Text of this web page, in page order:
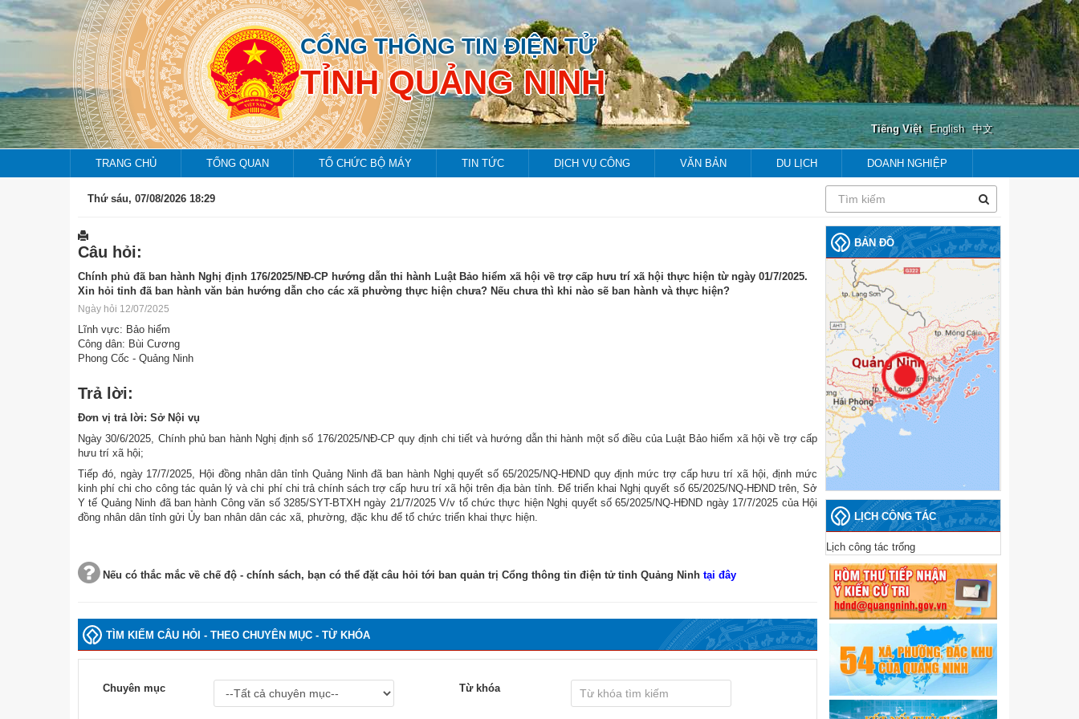
next
CỔNG THÔNG TIN ĐIỆN TỬ
TỈNH QUẢNG NINH
Tiếng Việt English 中文
TRANG CHỦ TỔNG QUAN TỔ CHỨC BỘ MÁY TIN TỨC DỊCH VỤ CÔNG VĂN BẢN DU LỊCH DOANH NGHIỆP
Thứ sáu, 07/08/2026 18:29
Câu hỏi:
Chính phủ đã ban hành Nghị định 176/2025/NĐ-CP hướng dẫn thi hành Luật Bảo hiểm xã hội về trợ cấp hưu trí xã hội thực hiện từ ngày 01/7/2025.
Xin hỏi tỉnh đã ban hành văn bản hướng dẫn cho các xã phường thực hiện chưa? Nếu chưa thì khi nào sẽ ban hành và thực hiện?
Ngày hỏi 12/07/2025
Lĩnh vực: Bảo hiểm
Công dân: Bùi Cương
Phong Cốc - Quảng Ninh
Trả lời:
Đơn vị trả lời: Sở Nội vụ
Ngày 30/6/2025, Chính phủ ban hành Nghị định số 176/2025/NĐ-CP quy định chi tiết và hướng dẫn thi hành một số điều của Luật Bảo hiểm xã hội về trợ cấp
hưu trí xã hội;
Tiếp đó, ngày 17/7/2025, Hội đồng nhân dân tỉnh Quảng Ninh đã ban hành Nghị quyết số 65/2025/NQ-HĐND quy định mức trợ cấp hưu trí xã hội, định mức
kinh phí chi cho công tác quản lý và chi phí chi trả chính sách trợ cấp hưu trí xã hội trên địa bàn tỉnh. Để triển khai Nghị quyết số 65/2025/NQ-HĐND trên, Sở
Y tế Quảng Ninh đã ban hành Công văn số 3285/SYT-BTXH ngày 21/7/2025 V/v tổ chức thực hiện Nghị quyết số 65/2025/NQ-HĐND ngày 17/7/2025 của Hội
đồng nhân dân tỉnh gửi Ủy ban nhân dân các xã, phường, đặc khu để tổ chức triển khai thực hiện.
Nếu có thắc mắc về chế độ - chính sách, bạn có thể đặt câu hỏi tới ban quản trị Cổng thông tin điện tử tỉnh Quảng Ninh tại đây
TÌM KIẾM CÂU HỎI - THEO CHUYÊN MỤC - TỪ KHÓA
Chuyên mục Từ khóa
BẢN ĐỒ
LỊCH CÔNG TÁC
Lịch công tác trống